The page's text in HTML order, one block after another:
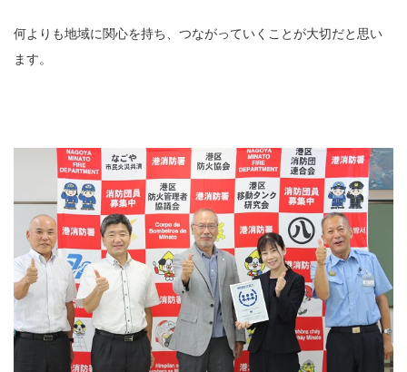
何よりも地域に関心を持ち、つながっていくことが大切だと思い
ます。